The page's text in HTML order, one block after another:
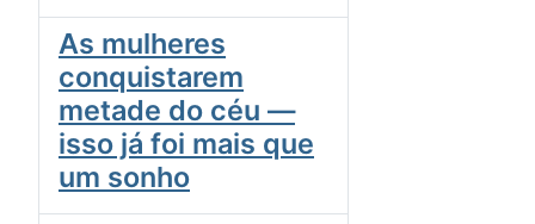
As mulheres
conquistarem
metade do céu —
isso já foi mais que
um sonho